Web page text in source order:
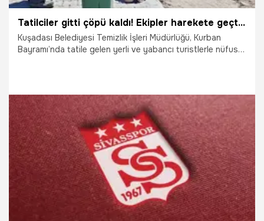
Tatilciler gitti çöpü kaldı! Ekipler harekete geçti, toplam 3 bin 67 ton toplandı
Kuşadası Belediyesi Temizlik İşleri Müdürlüğü, Kurban
Bayramı’nda tatile gelen yerli ve yabancı turistlerle nüfusu
temizliğini ve hijyenini eksiksiz bir biçimde sağladı.
1.06.2026 Gündem